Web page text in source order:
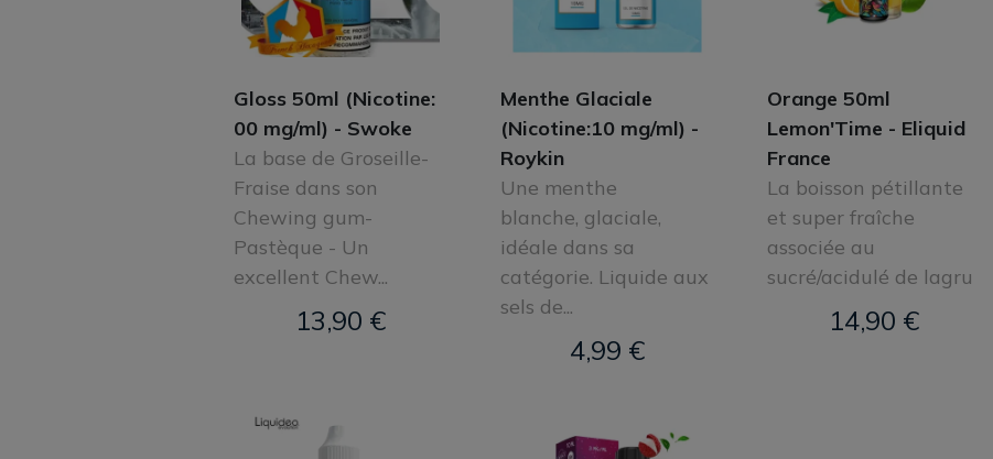
Gloss 50ml (Nicotine:
00 mg/ml) - Swoke
La base de Groseille-
Fraise dans son
Chewing gum-
Pastèque - Un
excellent Chew...
13,90 €
Menthe Glaciale
(Nicotine:10 mg/ml) -
Roykin
Une menthe
blanche, glaciale,
idéale dans sa
catégorie. Liquide aux
sels de...
4,99 €
Orange 50ml
Lemon'Time - Eliquid
France
La boisson pétillante
et super fraîche
associée au
sucré/acidulé de lagru
14,90 €